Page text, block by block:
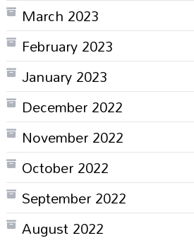
March 2023
February 2023
January 2023
December 2022
November 2022
October 2022
September 2022
August 2022